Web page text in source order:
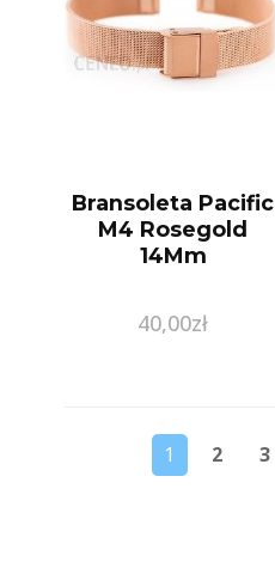
Bransoleta Pacific
M4 Rosegold
14Mm
40,00zł
1 2 3